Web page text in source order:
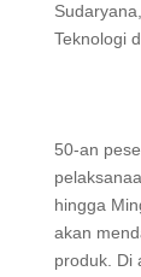
Teknologi
50-an
hingga
akan
produk. Di